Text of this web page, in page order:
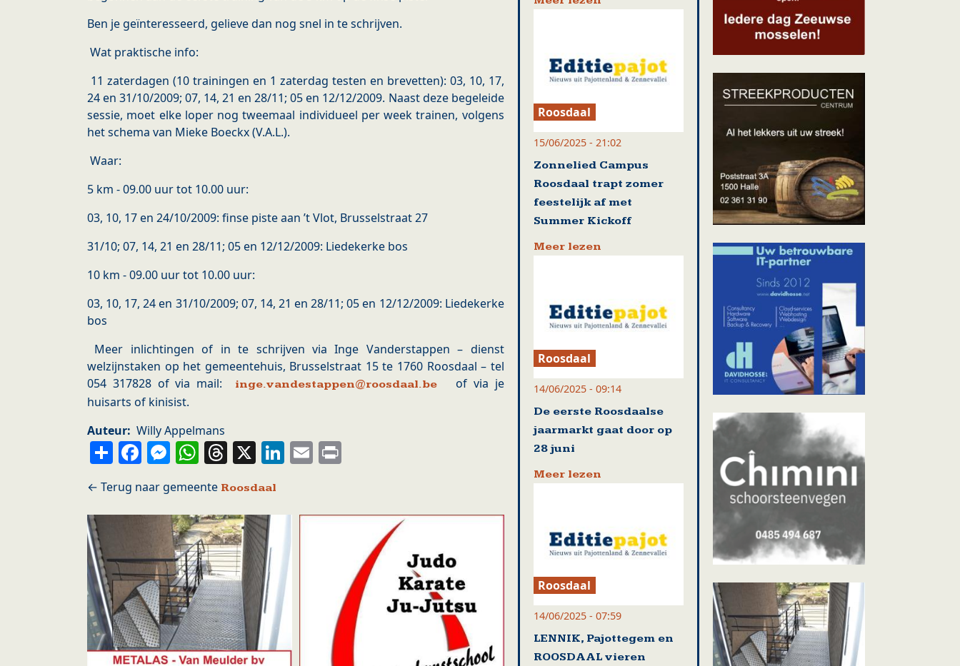
Ben je geïnteresseerd, gelieve dan nog snel in te schrijven.
Wat praktische info:
11 zaterdagen (10 trainingen en 1 zaterdag testen en brevetten): 03, 10, 17,
24 en 31/10/2009; 07, 14, 21 en 28/11; 05 en 12/12/2009. Naast deze begeleide
sessie, moet elke loper nog tweemaal individueel per week trainen, volgens
het schema van Mieke Boeckx (V.A.L.).
Waar:
5 km - 09.00 uur tot 10.00 uur:
03, 10, 17 en 24/10/2009: finse piste aan ’t Vlot, Brusselstraat 27
31/10; 07, 14, 21 en 28/11; 05 en 12/12/2009: Liedekerke bos
10 km - 09.00 uur tot 10.00 uur:
03, 10, 17, 24 en 31/10/2009; 07, 14, 21 en 28/11; 05 en 12/12/2009: Liedekerke
bos
Meer inlichtingen of in te schrijven via Inge Vanderstappen – dienst
welzijnstaken op het gemeentehuis, Brusselstraat 15 te 1760 Roosdaal – tel
054 317828 of via mail:
inge.vandestappen@roosdaal.beof via je
huisarts of kinisist.
Auteur Willy Appelmans
ShareFacebook
Messenger
WhatsApp
Threads
X LinkedIn
Email
Roosdaal
Roosdaal
15/06/2025 - 21:02
Zonnelied Campus
Roosdaal trapt zomer
feestelijk af met
Summer Kickoff
Meer lezen
Roosdaal
14/06/2025 - 09:14
De eerste Roosdaalse
jaarmarkt gaat door op
28 juni
Meer lezen
Roosdaal
14/06/2025 - 07:59
LENNIK, Pajottegem en
ROOSDAAL vieren